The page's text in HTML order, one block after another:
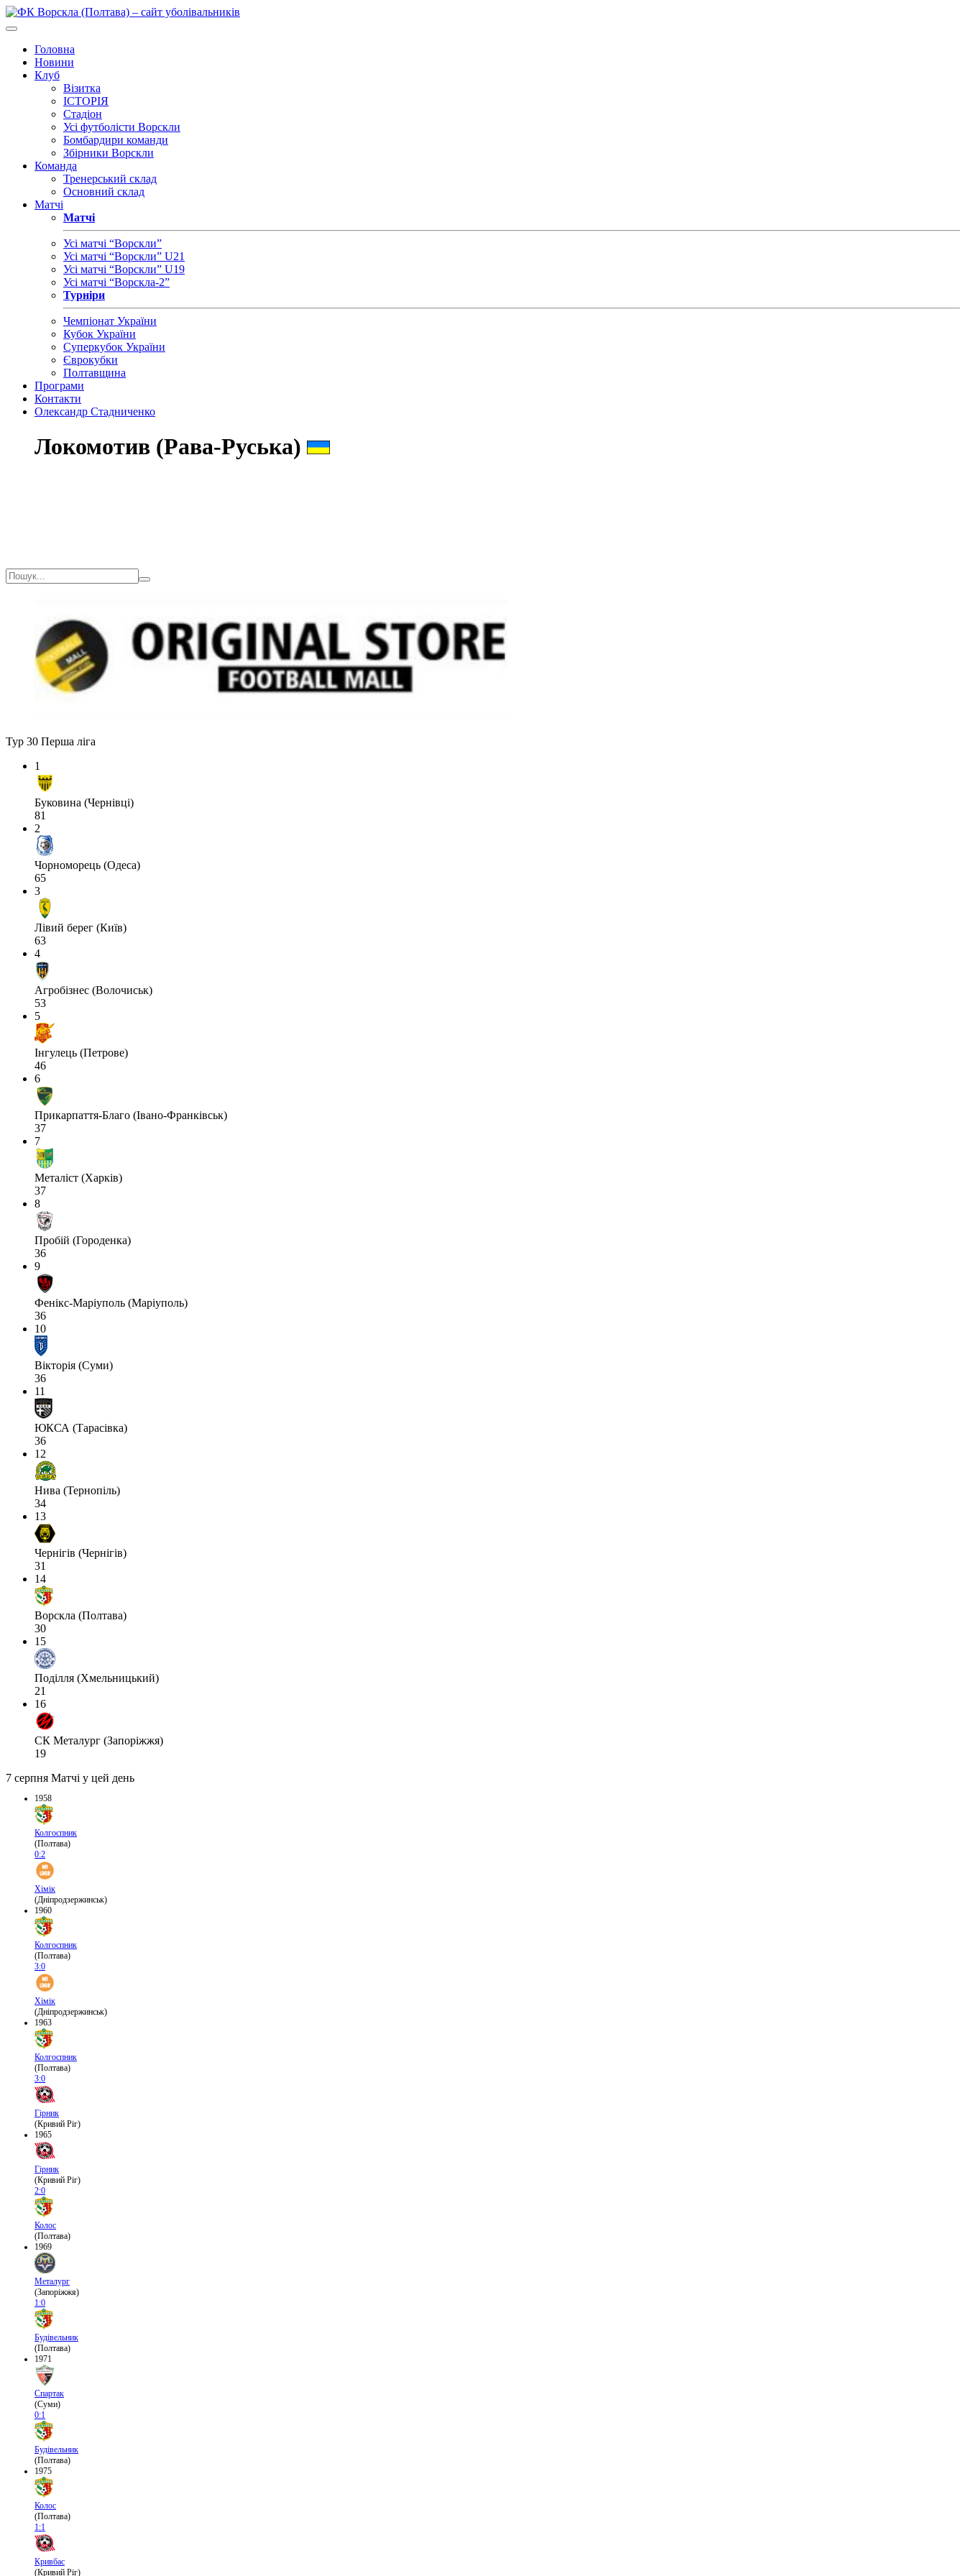
Головна
Новини
Клуб
Візитка
ІСТОРІЯ
Стадіон
Усі футболісти Ворскли
Бомбардири команди
Збірники Ворскли
Команда
Тренерський склад
Основний склад
Матчі
Матчі
Усі матчі “Ворскли”
Усі матчі “Ворскли” U21
Усі матчі “Ворскли” U19
Усі матчі “Ворскла-2”
Турніри
Чемпіонат України
Кубок України
Суперкубок України
Єврокубки
Полтавщина
Програми
Контакти
Олександр Стадниченко
Локомотив (Рава-Руська)
Тур 30 Перша ліга
1
Буковина (Чернівці)
81
2
Чорноморець (Одеса)
65
3
Лівий берег (Київ)
63
4
Агробізнес (Волочиськ)
53
5
Інгулець (Петрове)
46
6
Прикарпаття-Благо (Івано-Франківськ)
37
7
Металіст (Харків)
37
8
Пробій (Городенка)
36
9
Фенікс-Маріуполь (Маріуполь)
36
10
Вікторія (Суми)
36
11
ЮКСА (Тарасівка)
36
12
Нива (Тернопіль)
34
13
Чернігів (Чернігів)
31
14
Ворскла (Полтава)
30
15
Поділля (Хмельницький)
21
16
СК Металург (Запоріжжя)
19
7 серпня Матчі у цей день
1958
Колгоспник
(Полтава)
0:2
Хімік
(Дніпродзержинськ)
1960
Колгоспник
(Полтава)
3:0
Хімік
(Дніпродзержинськ)
1963
Колгоспник
(Полтава)
3:0
Гірник
(Кривий Ріг)
1965
Гірник
(Кривий Ріг)
2:0
Колос
(Полтава)
1969
Металург
(Запоріжжя)
1:0
Будівельник
(Полтава)
1971
Спартак
(Суми)
0:1
Будівельник
(Полтава)
1975
Колос
(Полтава)
1:1
Кривбас
(Кривий Ріг)